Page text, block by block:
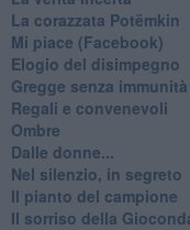
La corazzata Potëmkin
Mi piace (Facebook)
Elogio del disimpegno
Gregge senza immunità
Regali e convenevoli
Ombre
Dalle donne...
Nel silenzio, in segreto
Il pianto del campione
Il sorriso della